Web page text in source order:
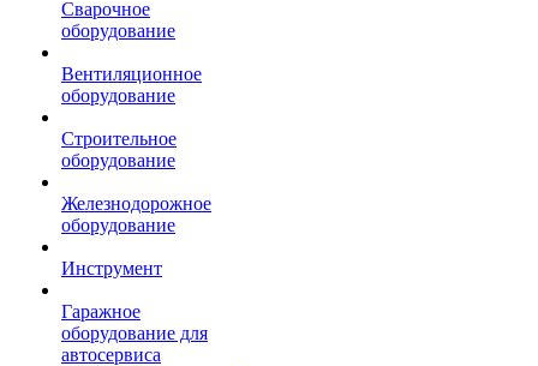
Сварочное
оборудование
Вентиляционное
оборудование
Строительное
оборудование
Железнодорожное
оборудование
Инструмент
Гаражное
оборудование для
автосервиса